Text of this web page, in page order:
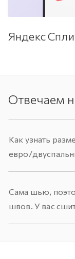
Яндекс
Отвечаем
Как узнать
евро/
Сама шью,
швов. У вас